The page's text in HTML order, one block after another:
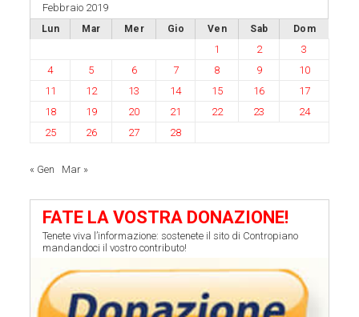
Febbraio 2019
Lun Mar Mer Gio Ven Sab Dom
1 2
3
4
5 6 7 8 9
10
11
12 13 14 15 16
17
18
19 20 21 22 23
24
25
26 27 28
« Gen Mar »
FATE LA VOSTRA DONAZIONE!
Tenete viva l’informazione: sostenete il sito di Contropiano
mandandoci il vostro contributo!